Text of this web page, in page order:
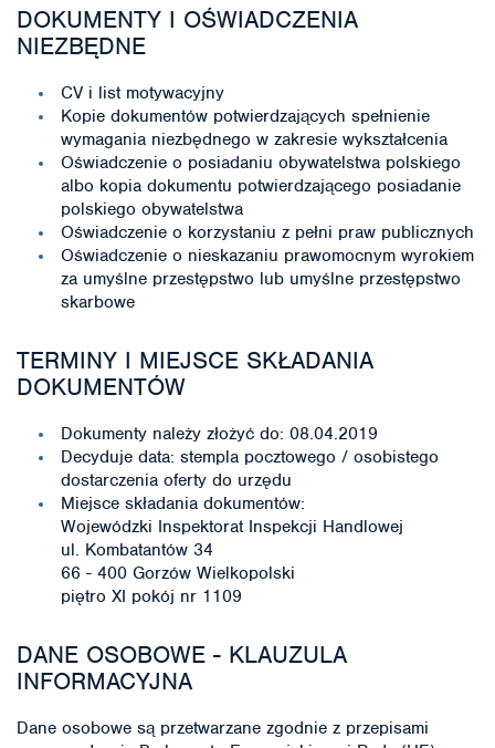
DOKUMENTY I OŚWIADCZENIA
NIEZBĘDNE
CV i list motywacyjny
Kopie dokumentów potwierdzających spełnienie
wymagania niezbędnego w zakresie wykształcenia
Oświadczenie o posiadaniu obywatelstwa polskiego
albo kopia dokumentu potwierdzającego posiadanie
polskiego obywatelstwa
Oświadczenie o korzystaniu z pełni praw publicznych
Oświadczenie o nieskazaniu prawomocnym wyrokiem
za umyślne przestępstwo lub umyślne przestępstwo
skarbowe
TERMINY I MIEJSCE SKŁADANIA
DOKUMENTÓW
Dokumenty należy złożyć do: 08.04.2019
Decyduje data: stempla pocztowego / osobistego
dostarczenia oferty do urzędu
Miejsce składania dokumentów:
Wojewódzki Inspektorat Inspekcji Handlowej
ul. Kombatantów 34
66 - 400 Gorzów Wielkopolski
piętro XI pokój nr 1109
DANE OSOBOWE - KLAUZULA
INFORMACYJNA
Dane osobowe są przetwarzane zgodnie z przepisami